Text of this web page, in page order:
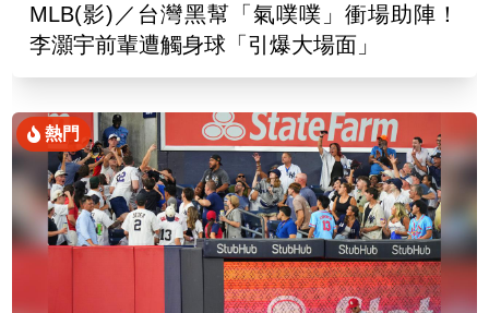
MLB(影)／台灣黑幫「氣噗噗」衝場助陣！
李灝宇前輩遭觸身球「引爆大場面」
熱門